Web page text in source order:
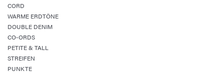
CORD
WARME ERDTÖNE
DOUBLE DENIM
CO-ORDS
PETITE & TALL
STREIFEN
PUNKTE